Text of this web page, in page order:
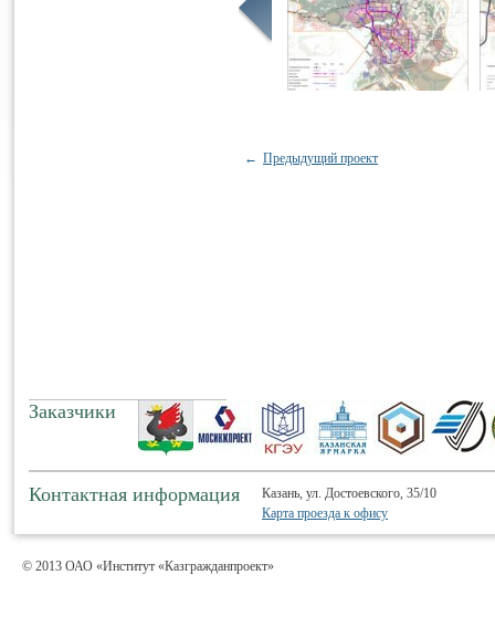
← Предыдущий проект
Заказчики
Контактная информация
Казань, ул. Достоевского, 35/10
Карта проезда к офису
© 2013 ОАО «Институт «Казгражданпроект»